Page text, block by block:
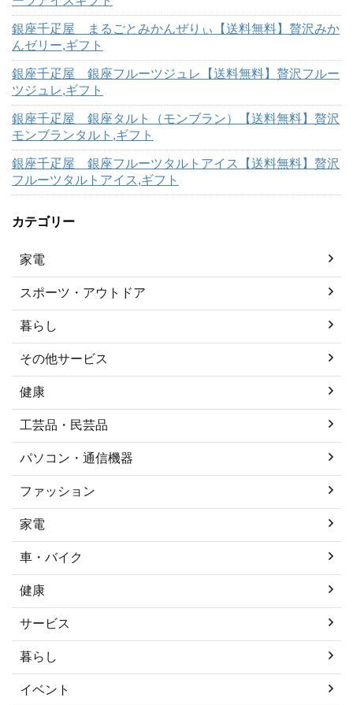
銀座千疋屋 まるごとみかんぜりぃ【送料無料】贅沢みか
んゼリー,ギフト
銀座千疋屋 銀座フルーツジュレ【送料無料】贅沢フルー
ツジュレ,ギフト
銀座千疋屋 銀座タルト（モンブラン）【送料無料】贅沢
モンブランタルト,ギフト
銀座千疋屋 銀座フルーツタルトアイス【送料無料】贅沢
フルーツタルトアイス,ギフト
カテゴリー
家電
スポーツ・アウトドア
暮らし
その他サービス
健康
工芸品・民芸品
パソコン・通信機器
ファッション
家電
車・バイク
健康
サービス
暮らし
イベント